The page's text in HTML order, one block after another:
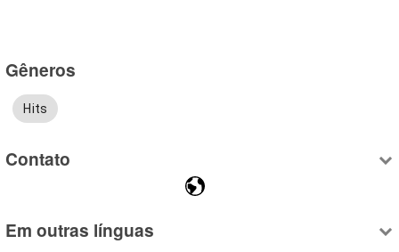
Gêneros
Hits
Contato
Em outras línguas